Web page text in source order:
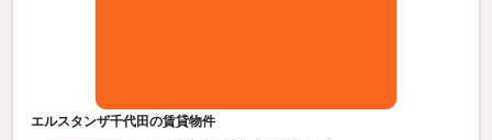
エルスタンザ千代田の賃貸物件